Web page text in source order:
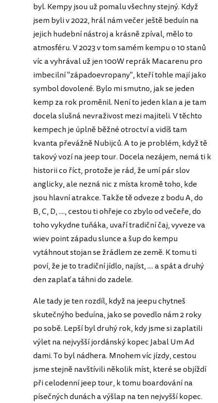
byl. Kempy jsou už pomalu všechny stejný. Když
jsem byli v 2022, hrál nám večer ještě beduín na
jejich hudební nástroj a krásně zpíval, mělo to
atmosféru. V 2023 v tom samém kempu o 10 stanů
víc a vyhrával už jen 100W reprák Macarenu pro
imbecilní "západoevropany", kteří tohle mají jako
symbol dovolené. Bylo mi smutno, jak se jeden
kemp za rok proměnil. Není to jeden klan a je tam
docela slušná nevraživost mezi majiteli. V těchto
kempech je úplně běžné otroctví a vidíš tam
kvanta převážně Nubijců. A to je problém, když tě
takový vozí na jeep tour. Docela nezájem, nemá ti k
historii co říct, protože je rád, že umí pár slov
anglicky, ale nezná nic z místa kromě toho, kde
jsou hlavní atrakce. Takže tě odveze z bodu A, do
B, C, D, ...., cestou ti ohřeje co zbylo od večeře, do
toho vykydne tuňáka, uvaří tradiční čaj, vyveze va
wiev point západu slunce a šup do kempu
vytáhnout stojan se žrádlem ze země. K tomu ti
poví, že je to tradiční jídlo, najíst, .... a spát a druhý
den zaplať a táhni do zadele.
Ale tady je ten rozdíl, když na jeepu chytneš
skutečnýho beduína, jako se povedlo nám 2 roky
po sobě. Lepší byl druhý rok, kdy jsme si zaplatili
výlet na nejvyšší jordánský kopec Jabal Um Ad
dami. To byl nádhera. Mnohem víc jízdy, cestou
jsme stejně navštívili několik míst, které se objíždí
při celodenní jeep tour, k tomu boardování na
písečných dunách a výšlap na ten nejvyšší kopec.